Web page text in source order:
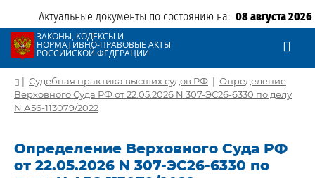
Актуальные документы по состоянию на: 08 августа 2026
ЗАКОНЫ, КОДЕКСЫ И
НОРМАТИВНО-ПРАВОВЫЕ АКТЫ
РОССИЙСКОЙ ФЕДЕРАЦИИ
| Судебная практика высших судов РФ | Определение
Верховного Суда РФ от 22.05.2026 N 307-ЭС26-6330 по делу
N А56-113079/2022
Определение Верховного Суда РФ
от 22.05.2026 N 307-ЭС26-6330 по